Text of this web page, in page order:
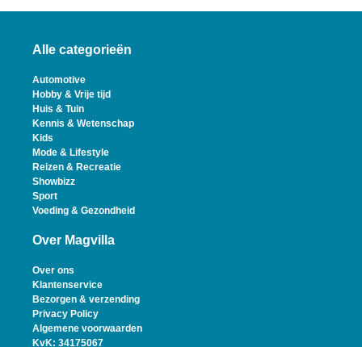
Alle categorieën
Automotive
Hobby & Vrije tijd
Huis & Tuin
Kennis & Wetenschap
Kids
Mode & Lifestyle
Reizen & Recreatie
Showbizz
Sport
Voeding & Gezondheid
Over Magvilla
Over ons
Klantenservice
Bezorgen & verzending
Privacy Policy
Algemene voorwaarden
KvK: 34175067